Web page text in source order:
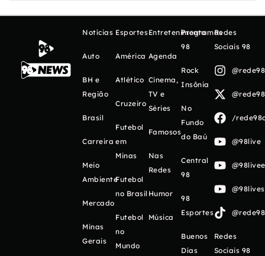
Notícias
Auto
BH e
Região
Brasil
Carreira
Meio
Ambiente
Mercado
Minas
Gerais
Esportes
América
Atlético
Cruzeiro
Futebol
em
Minas
Futebol
no Brasil
Futebol
no
Mundo
Entretenimento
Agenda
Cinema,
TV e
Séries
Famosos
Nas
Redes
Humor
Música
Programas
98
Rock
Insônia
No
Fundo
do Baú
Central
98
98
Esportes
Buenos
Días
Redes
Sociais 98
/
@98live
Redes
Sociais 98